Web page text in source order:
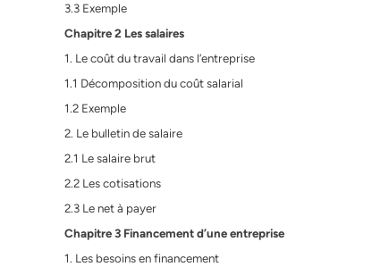
3.3 Exemple
Chapitre 2 Les salaires
1. Le coût du travail dans l’entreprise
1.1 Décomposition du coût salarial
1.2 Exemple
2. Le bulletin de salaire
2.1 Le salaire brut
2.2 Les cotisations
2.3 Le net à payer
Chapitre 3 Financement d’une entreprise
1. Les besoins en financement